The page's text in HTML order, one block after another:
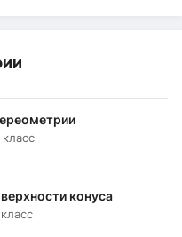
класс
конуса